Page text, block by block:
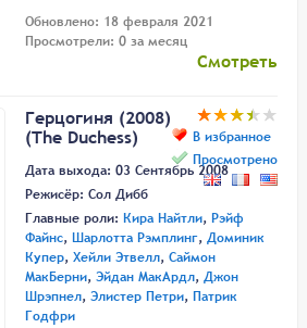
Обновлено: 18 февраля 2021
Просмотрели: 0 за месяц
Смотреть
В избранное
Просмотрено
Герцогиня (2008)
(The Duchess)
Дата выхода: 03 Сентябрь 2008
Режисёр: Сол Дибб
Главные роли: Кира Найтли, Рэйф
Файнс, Шарлотта Рэмплинг, Доминик
Купер, Хейли Этвелл, Саймон
МакБерни, Эйдан МакАрдл, Джон
Шрэпнел, Элистер Петри, Патрик
Годфри